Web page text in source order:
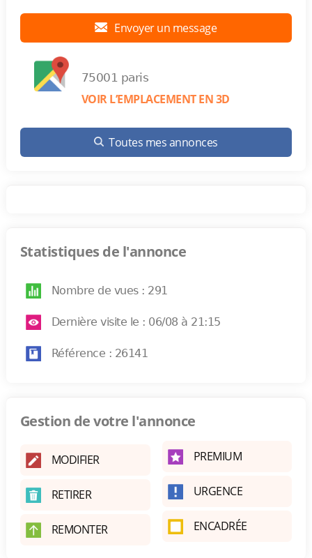
Envoyer un message
75001 paris
VOIR L’EMPLACEMENT EN 3D
Toutes mes annonces
Statistiques de l'annonce
Nombre de vues : 291
Dernière visite le : 06/08 à 21:15
Référence : 26141
Gestion de votre l'annonce
MODIFIER
RETIRER
REMONTER
PREMIUM
URGENCE
ENCADRÉE